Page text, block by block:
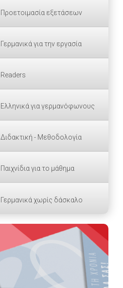
Προετοιμασία εξετάσεων
Γερμανικά για την εργασία
Readers
Ελληνικά για γερμανόφωνους
Διδακτική - Μεθοδολογία
Παιχνίδια για το μάθημα
Γερμανικά χωρίς δάσκαλο